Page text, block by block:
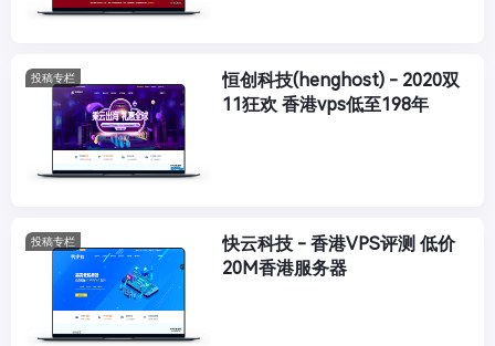
投稿专栏
恒创科技(henghost) - 2020双
11狂欢 香港vps低至198年
投稿专栏
快云科技 - 香港VPS评测 低价
20M香港服务器